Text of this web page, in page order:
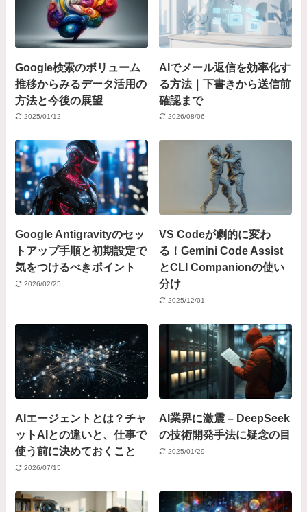
Google検索のボリューム
推移からみるデータ活用の
方法と今後の展望
2025/01/12
AIでメール返信を効率化す
る方法｜下書きから送信前
確認まで
2026/08/06
Google Antigravityのセッ
トアップ手順と初期設定で
気をつけるべきポイント
2026/02/25
VS Codeが劇的に変わ
る！Gemini Code Assist
とCLI Companionの使い
分け
2025/12/01
AIエージェントとは？チャ
ットAIとの違いと、仕事で
使う前に決めておくこと
2026/07/15
AI業界に激震 – DeepSeek
の技術開発手法に疑念の目
2025/01/29